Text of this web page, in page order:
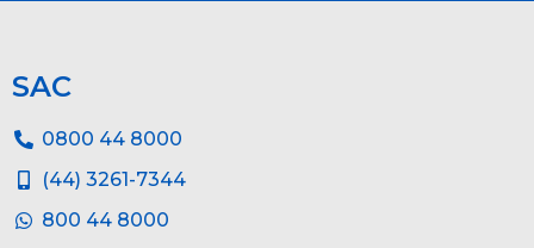
SAC
0800 44 8000
(44) 3261-7344
800 44 8000